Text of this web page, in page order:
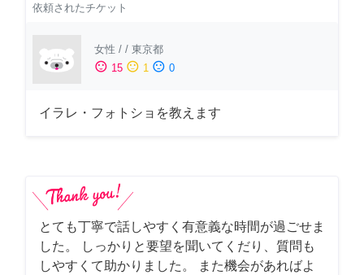
依頼されたチケット
女性 / / 東京都
sentiment_satisfied 15 sentiment_neutral 1 sentiment_dissatisfied 0
イラレ・フォトショを教えます
とても丁寧で話しやすく有意義な時間が過ごせま
した。 しっかりと要望を聞いてくだり、質問も
しやすくて助かりました。 また機会があればよ